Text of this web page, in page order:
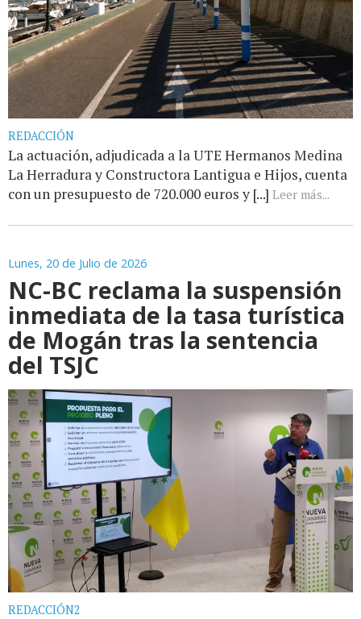
REDACCIÓN
La actuación, adjudicada a la UTE Hermanos Medina
La Herradura y Constructora Lantigua e Hijos, cuenta
con un presupuesto de 720.000 euros y [...] Leer más...
Lunes, 20 de Julio de 2026
NC-BC reclama la suspensión
inmediata de la tasa turística
de Mogán tras la sentencia
del TSJC
REDACCIÓN2